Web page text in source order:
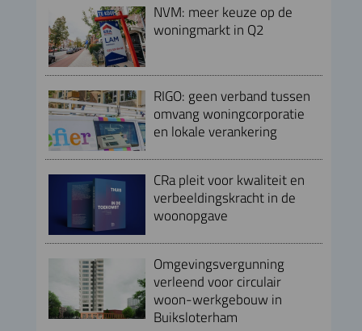
NVM: meer keuze op de
woningmarkt in Q2
RIGO: geen verband tussen
omvang woningcorporatie
en lokale verankering
CRa pleit voor kwaliteit en
verbeeldingskracht in de
woonopgave
Omgevingsvergunning
verleend voor circulair
woon-werkgebouw in
Buiksloterham